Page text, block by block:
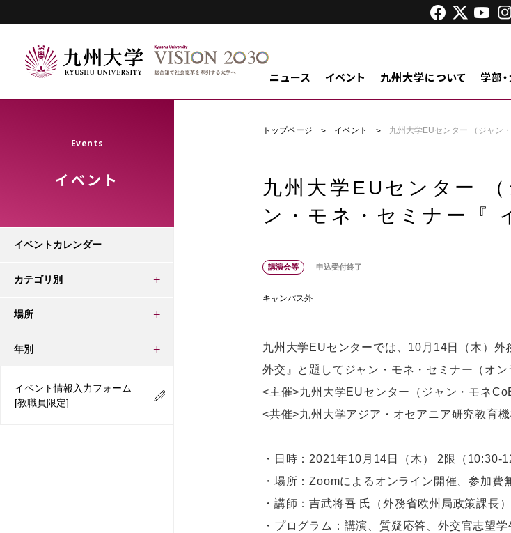
ニュース イベント 九州大学について 学部
Events
イベント
トップページ イベント 九州大学EUセンター （ジャン
九州大学EUセンター
ン・モネ・セミナー『
講演会等 申込受付終了
キャンパス外
九州大学EUセンターでは、10月14日（木）
外交』と題してジャン・モネ・セミナー（オン
<主催>九州大学EUセンター（ジャン・モネ
<共催>九州大学アジア・オセアニア研究教育
・日時：2021年10月14日（木） 2限（10:30-
・場所：Zoomによるオンライン開催、参加費
・講師：吉武将吾 氏（外務省欧州局政策課長）
・プログラム：講演、質疑応答、外交官志望
イベントカレンダー
カテゴリ別
場所
年別
イベント情報入力フォーム
[教職員限定]